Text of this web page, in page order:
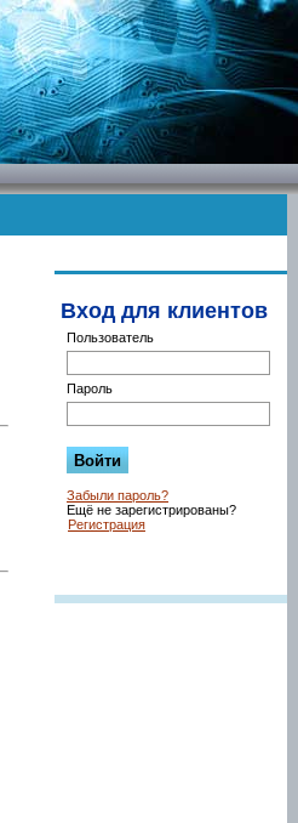
Вход для клиентов
Пользователь
Пароль
Забыли пароль?
Ещё не зарегистрированы?
Регистрация